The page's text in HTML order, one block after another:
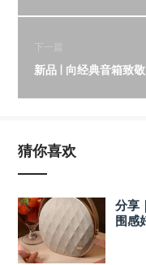
下一篇
新品 | 向经典音箱致
猜你喜欢
分享
围感